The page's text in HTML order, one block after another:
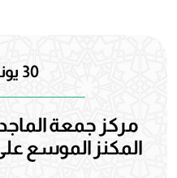
30 يونيو 2013
مركز جمعة
المكنز الموسع